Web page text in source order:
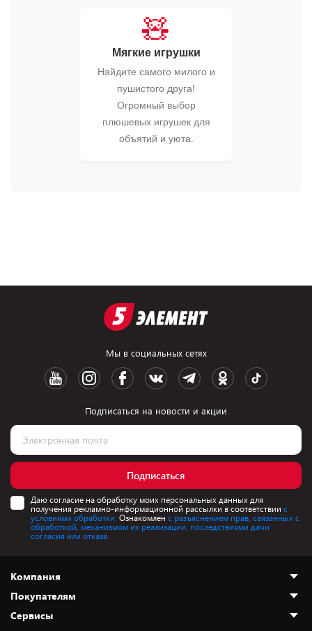
🧸
Мягкие игрушки
Найдите самого милого и
пушистого друга!
Огромный выбор
плюшевых игрушек для
объятий и уюта.
Мы в социальных сетях
Подписаться на новости и акции
Подписаться
Даю согласие на обработку моих персональных данных для
получения рекламно-информационной рассылки в соответствии с
условиями обработки. Ознакомлен с разъяснением прав, связанных с
обработкой, механизмом их реализации, последствиями дачи
согласия или отказа.
Компания
О нас
Адреса магазинов
Покупателям
Как сделать заказ
Сервисы